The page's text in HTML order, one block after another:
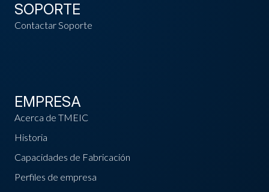
SOPORTE
Contactar Soporte
EMPRESA
Acerca de TMEIC
Historia
Capacidades de Fabricación
Perfiles de empresa